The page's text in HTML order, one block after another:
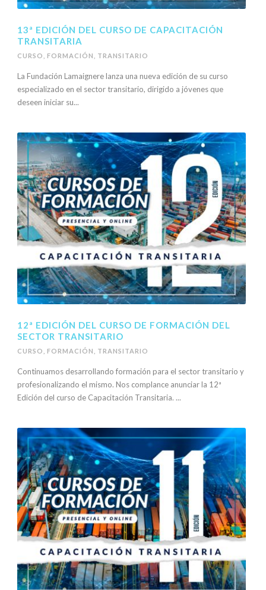
13ª EDICIÓN DEL CURSO DE CAPACITACIÓN
TRANSITARIA
CURSO FORMACIÓN TRANSITARIO
La Fundación Lamaignere lanza una nueva edición de su curso
especializado en el sector transitario, dirigido a jóvenes que
deseen iniciar su...
12ª EDICIÓN DEL CURSO DE FORMACIÓN DEL
SECTOR TRANSITARIO
CURSO FORMACIÓN TRANSITARIO
Continuamos desarrollando formación para el sector transitario y
profesionalizando el mismo. Nos complance anunciar la 12ª
Edición del curso de Capacitación Transitaria. ...